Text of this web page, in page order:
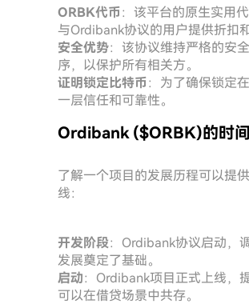
ORBK代币：该平台的原生实用
与Ordibank协议的用户提供折扣和
安全优势：该协议维持严格的安
序，以保护所有相关方。
证明锁定比特币：为了确保锁定
一层信任和可靠性。
Ordibank ($ORBK)的时
了解一个项目的发展历程可以提
线：
开发阶段：Ordibank协议启动，
发展奠定了基础。
启动：Ordibank项目正式上线，
可以在借贷场景中共存。